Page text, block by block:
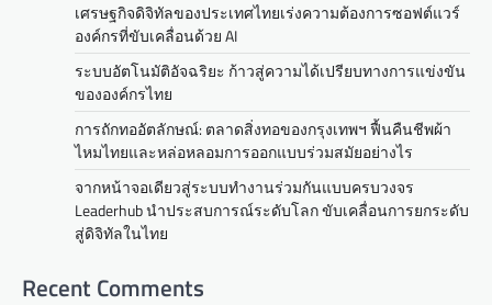
เศรษฐกิจดิจิทัลของประเทศไทยเร่งความต้องการซอฟต์แวร์
องค์กรที่ขับเคลื่อนด้วย AI
ระบบอัตโนมัติอัจฉริยะ ก้าวสู่ความได้เปรียบทางการแข่งขัน
ขององค์กรไทย
การถักทออัตลักษณ์: ตลาดสิ่งทอของกรุงเทพฯ ฟื้นคืนชีพผ้า
ไหมไทยและหล่อหลอมการออกแบบร่วมสมัยอย่างไร
จากหน้าจอเดียวสู่ระบบทำงานร่วมกันแบบครบวงจร
Leaderhub นำประสบการณ์ระดับโลก ขับเคลื่อนการยกระดับ
สู่ดิจิทัลในไทย
Recent Comments